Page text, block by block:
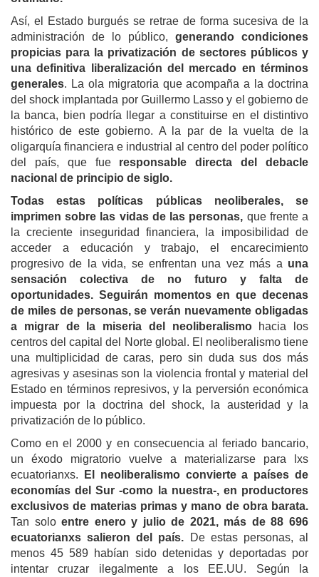
Así, el Estado burgués se retrae de forma sucesiva de la
administración de lo público, generando condiciones
propicias para la privatización de sectores públicos y
una definitiva liberalización del mercado en términos
generales. La ola migratoria que acompaña a la doctrina
del shock implantada por Guillermo Lasso y el gobierno de
la banca, bien podría llegar a constituirse en el distintivo
histórico de este gobierno. A la par de la vuelta de la
oligarquía financiera e industrial al centro del poder político
del país, que fue responsable directa del debacle
nacional de principio de siglo.
Todas estas políticas públicas neoliberales, se
imprimen sobre las vidas de las personas, que frente a
la creciente inseguridad financiera, la imposibilidad de
acceder a educación y trabajo, el encarecimiento
progresivo de la vida, se enfrentan una vez más a una
sensación colectiva de no futuro y falta de
oportunidades. Seguirán momentos en que decenas
de miles de personas, se verán nuevamente obligadas
a migrar de la miseria del neoliberalismo
hacia los
centros del capital del Norte global. El neoliberalismo tiene
una multiplicidad de caras, pero sin duda sus dos más
agresivas y asesinas son la violencia frontal y material del
Estado en términos represivos, y la perversión económica
impuesta por la doctrina del shock, la austeridad y la
privatización de lo público.
Como en el 2000 y en consecuencia al feriado bancario,
un éxodo migratorio vuelve a materializarse para lxs
ecuatorianxs.
El neoliberalismo convierte a países de
economías del Sur -como la nuestra-, en productores
exclusivos de materias primas y mano de obra barata.
Tan soloentre enero y julio de 2021, más de 88 696
ecuatorianxs salieron del país. De estas personas, al
menos 45 589 habían sido detenidas y deportadas por
intentar cruzar ilegalmente a los EE.UU. Según la